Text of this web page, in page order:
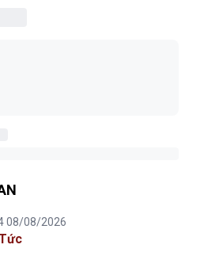
08/08/2026